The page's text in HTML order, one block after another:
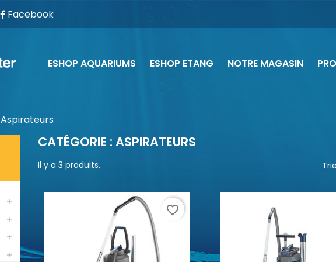
Facebook
ESHOP AQUARIUMS ESHOP ETANG NOTRE MAGASIN
Aspirateurs




CATÉGORIE : ASPIRATEURS
Il y a 3 produits.
favorite_border